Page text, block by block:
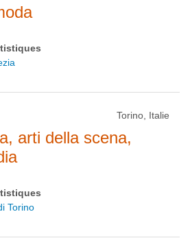
Torino, Italie
arti della scena,
Torino